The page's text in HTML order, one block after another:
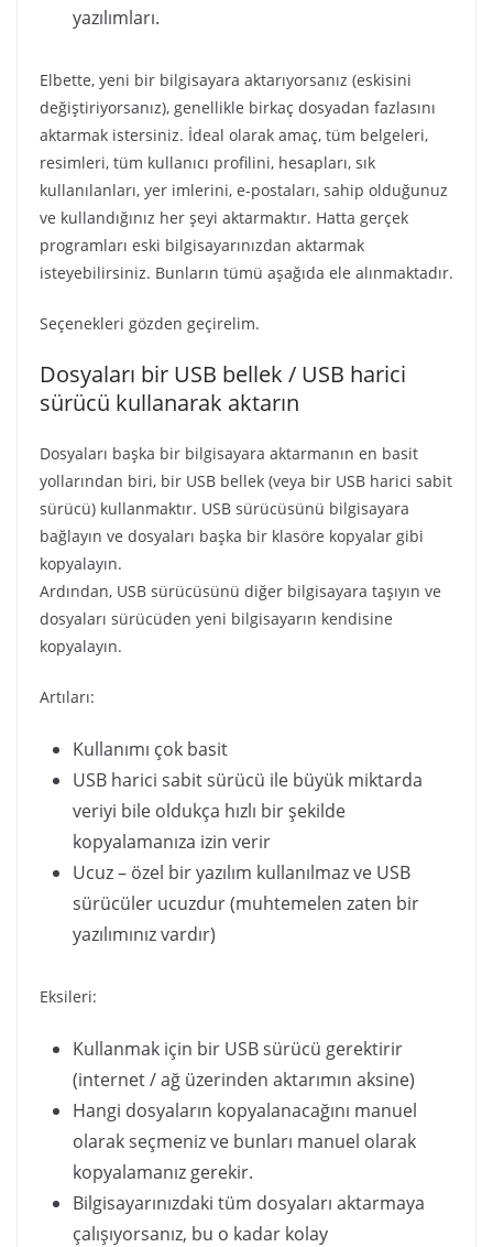
yazılımları.
Elbette, yeni bir bilgisayara aktarıyorsanız (eskisini
değiştiriyorsanız), genellikle birkaç dosyadan fazlasını
aktarmak istersiniz. İdeal olarak amaç, tüm belgeleri,
resimleri, tüm kullanıcı profilini, hesapları, sık
kullanılanları, yer imlerini, e-postaları, sahip olduğunuz
ve kullandığınız her şeyi aktarmaktır. Hatta gerçek
programları eski bilgisayarınızdan aktarmak
isteyebilirsiniz. Bunların tümü aşağıda ele alınmaktadır.
Seçenekleri gözden geçirelim.
Dosyaları bir USB bellek / USB harici
sürücü kullanarak aktarın
Dosyaları başka bir bilgisayara aktarmanın en basit
yollarından biri, bir USB bellek (veya bir USB harici sabit
sürücü) kullanmaktır. USB sürücüsünü bilgisayara
bağlayın ve dosyaları başka bir klasöre kopyalar gibi
kopyalayın.
Ardından, USB sürücüsünü diğer bilgisayara taşıyın ve
dosyaları sürücüden yeni bilgisayarın kendisine
kopyalayın.
Artıları:
Kullanımı çok basit
USB harici sabit sürücü ile büyük miktarda
veriyi bile oldukça hızlı bir şekilde
kopyalamanıza izin verir
Ucuz – özel bir yazılım kullanılmaz ve USB
sürücüler ucuzdur (muhtemelen zaten bir
yazılımınız vardır)
Eksileri:
Kullanmak için bir USB sürücü gerektirir
(internet / ağ üzerinden aktarımın aksine)
Hangi dosyaların kopyalanacağını manuel
olarak seçmeniz ve bunları manuel olarak
kopyalamanız gerekir.
Bilgisayarınızdaki tüm dosyaları aktarmaya
çalışıyorsanız, bu o kadar kolay